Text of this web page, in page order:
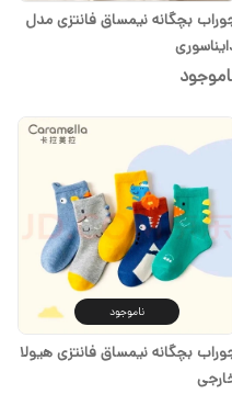
بچگانه نیمساق فانتزی مدل
ناموجود
بچگانه نیمساق فانتزی هیولا